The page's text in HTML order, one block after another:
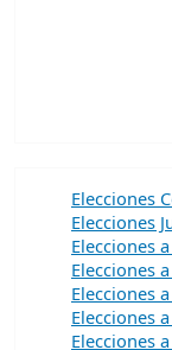
Elecciones
Elecciones
Elecciones
Elecciones
Elecciones
Elecciones
Elecciones